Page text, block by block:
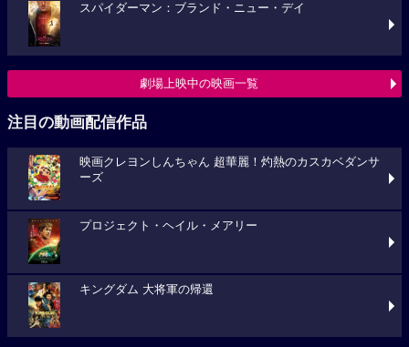
スパイダーマン：ブランド・ニュー・デイ
劇場上映中の映画一覧
注目の動画配信作品
映画クレヨンしんちゃん 超華麗！灼熱のカスカベダンサ
ーズ
プロジェクト・ヘイル・メアリー
キングダム 大将軍の帰還